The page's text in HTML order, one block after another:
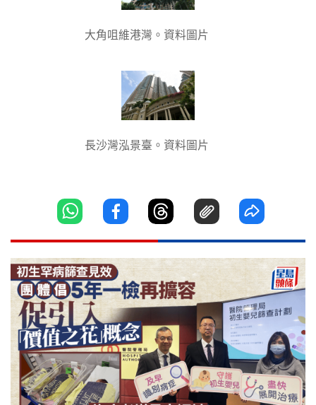
大角咀維港灣。資料圖片
長沙灣泓景臺。資料圖片